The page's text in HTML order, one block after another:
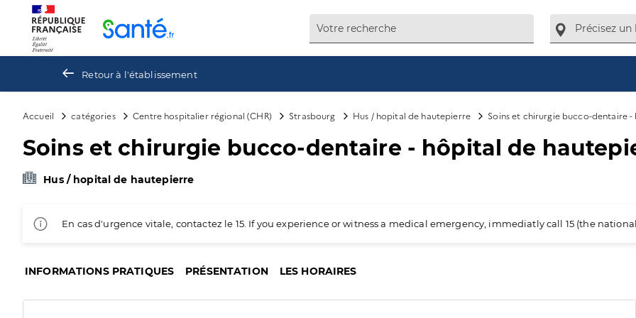
Retour à l'établissement
Accueil catégories Centre hospitalier régional (CHR) Strasbourg Hus / hopital de hautepierre Soins et chirurgie bucco-dentaire
Soins et chirurgie bucco-dentaire - hôpital de
Hus / hopital de hautepierre
En cas d'urgence vitale, contactez le 15. If you experience or witness a medical emergency, immediatly call 15 (the
INFORMATIONS PRATIQUES PRÉSENTATION LES HORAIRES
Panneau de gestion des cookies